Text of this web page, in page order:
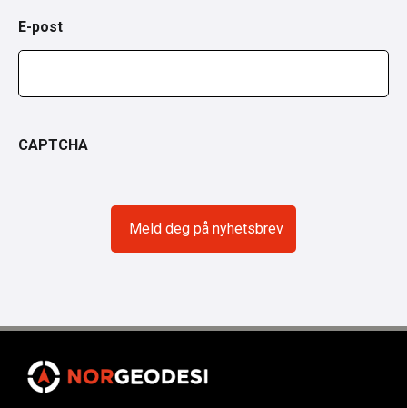
E-post
CAPTCHA